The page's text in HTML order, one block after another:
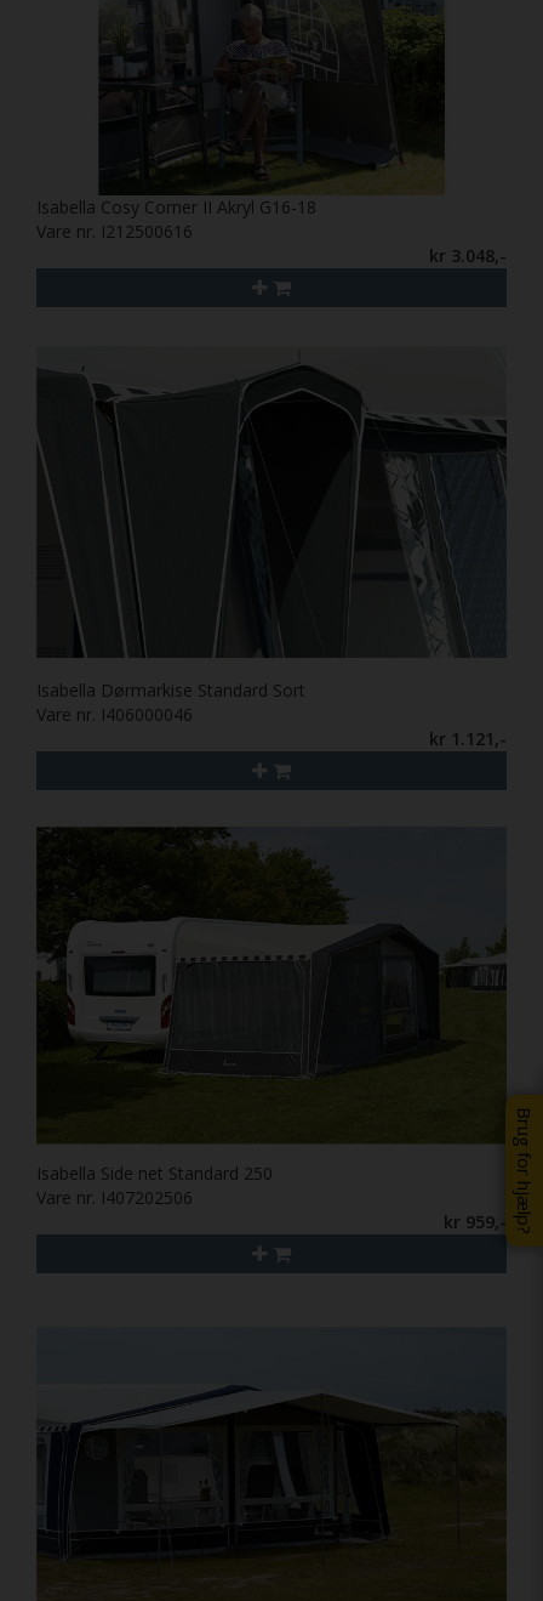
Brug for hjælp?
Isabella Cosy Corner II Akryl G16-18
Vare nr. I212500616
kr 3.048,-
Isabella Dørmarkise Standard Sort
Vare nr. I406000046
kr 1.121,-
Isabella Side net Standard 250
Vare nr. I407202506
kr 959,-